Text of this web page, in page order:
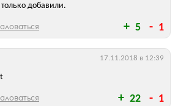
5 1
добавили.
22 1
17.11.2018 в 12:39